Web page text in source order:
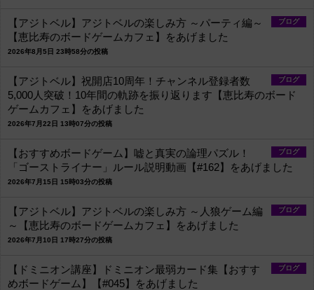
ブログ
【アジトベル】アジトベルの楽しみ方 ～パーティ編～
【恵比寿のボードゲームカフェ】をあげました
2026年8月5日 23時58分の投稿
ブログ
【アジトベル】祝開店10周年！チャンネル登録者数
5,000人突破！10年間の軌跡を振り返ります【恵比寿のボード
ゲームカフェ】をあげました
2026年7月22日 13時07分の投稿
ブログ
【おすすめボードゲーム】嘘と真実の論理パズル！
「ゴーストライナー」ルール説明動画【#162】をあげました
2026年7月15日 15時03分の投稿
ブログ
【アジトベル】アジトベルの楽しみ方 ～人狼ゲーム編
～【恵比寿のボードゲームカフェ】をあげました
2026年7月10日 17時27分の投稿
ブログ
【ドミニオン講座】ドミニオン最弱カード集【おすす
めボードゲーム】【#045】をあげました